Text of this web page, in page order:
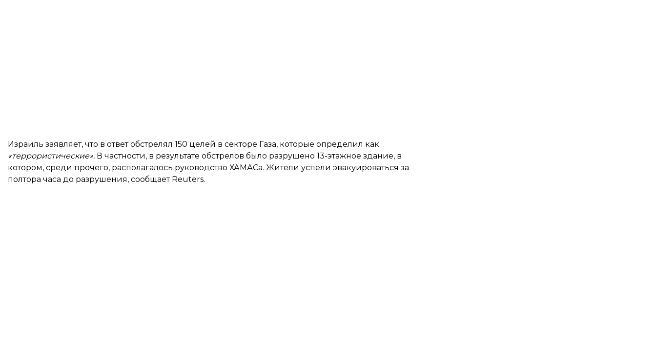
Израиль заявляет, что в ответ обстрелял 150 целей в секторе Газа, которые определил как
«террористические». В частности, в результате обстрелов было разрушено 13-этажное здание, в
котором, среди прочего, располагалось руководство ХАМАСа. Жители успели эвакуироваться за
полтора часа до разрушения, сообщает Reuters.